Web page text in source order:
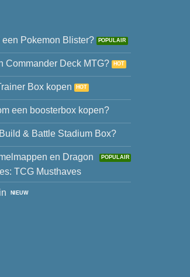
een Pokemon Blister?
Commander Deck MTG?
Box kopen
een boosterbox kopen?
& Battle Stadium Box?
en Dragon
TCG Musthaves